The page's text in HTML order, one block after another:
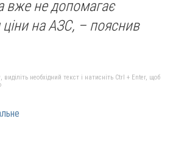
вже не допомагає
на АЗС, – пояснив
необхідний текст і натисніть Ctrl + Enter, щоб